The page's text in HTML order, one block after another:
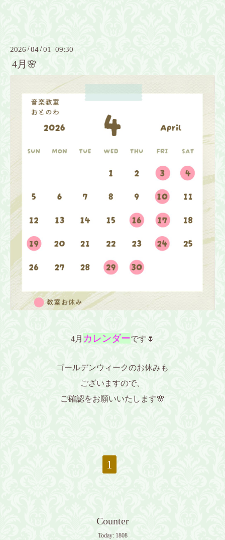
2026 /04 /01 09:30
4月🌸
4月 カレンダーです🌷
ゴールデンウィークのお休みも
ございますので、
ご確認をお願いいたします🌸
1
Counter
Today: 1808